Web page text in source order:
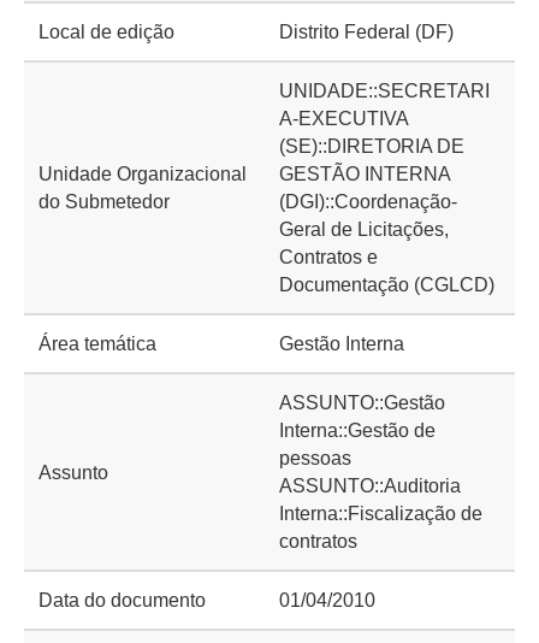
Local de edição Distrito Federal (DF)
Unidade Organizacional
do Submetedor
UNIDADE::SECRETARI
A-EXECUTIVA
(SE)::DIRETORIA DE
GESTÃO INTERNA
(DGI)::Coordenação-
Geral de Licitações,
Contratos e
Documentação (CGLCD)
Área temática Gestão Interna
Assunto
ASSUNTO::Gestão
Interna::Gestão de
pessoas
ASSUNTO::Auditoria
Interna::Fiscalização de
contratos
Data do documento 01/04/2010